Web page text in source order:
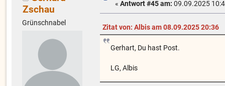
Zschau
Grünschnabel
«Antwort #45 am: 09.09.2025
Zitat von: Albis am 08.09.2025 20:36
Gerhart, Du hast Post.
LG, Albis